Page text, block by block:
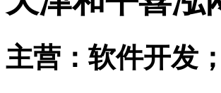
主营：软件开发